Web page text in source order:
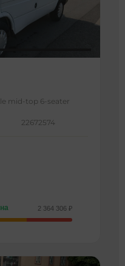
mid-top 6-seater
22672574
2 364 306 ₽